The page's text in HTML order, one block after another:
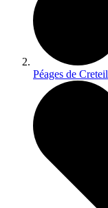
Péages de Creteil